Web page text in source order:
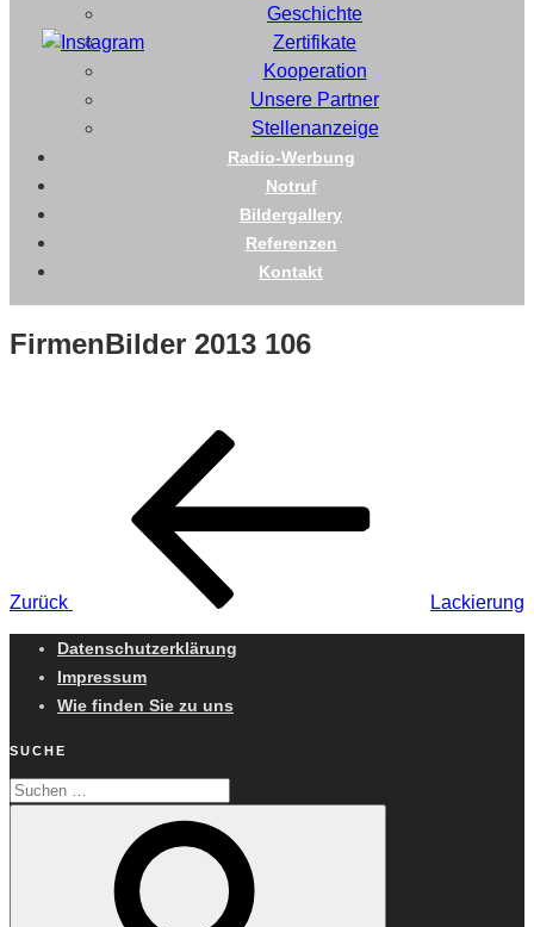
Geschichte
Zertifikate
Kooperation
Unsere Partner
Stellenanzeige
Radio-Werbung
Notruf
Bildergallery
Referenzen
Kontakt
FirmenBilder 2013 106
Beitragsnavigation
Zurück Lackierung
Datenschutzerklärung
Impressum
Wie finden Sie zu uns
SUCHE
Suchen